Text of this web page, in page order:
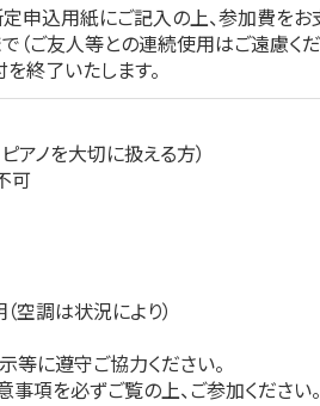
申込用紙にご記入の上、参加費をお
（ご友人等との連続使用はご遠慮くだ
終了いたします。
アノを大切に扱える方）
可
空調は状況により）
等に遵守ご協力ください。
項を必ずご覧の上、ご参加ください。